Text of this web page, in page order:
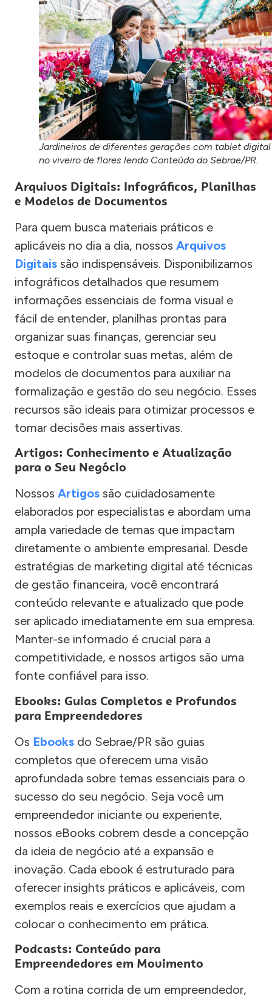
Jardineiros de diferentes gerações com tablet digital
no viveiro de flores lendo Conteúdo do Sebrae/PR.
Arquivos Digitais: Infográficos, Planilhas
e Modelos de Documentos
Para quem busca materiais práticos e
aplicáveis no dia a dia, nossos Arquivos
Digitais são indispensáveis. Disponibilizamos
infográficos detalhados que resumem
informações essenciais de forma visual e
fácil de entender, planilhas prontas para
organizar suas finanças, gerenciar seu
estoque e controlar suas metas, além de
modelos de documentos para auxiliar na
formalização e gestão do seu negócio. Esses
recursos são ideais para otimizar processos e
tomar decisões mais assertivas.
Artigos: Conhecimento e Atualização
para o Seu Negócio
Nossos Artigos são cuidadosamente
elaborados por especialistas e abordam uma
ampla variedade de temas que impactam
diretamente o ambiente empresarial. Desde
estratégias de marketing digital até técnicas
de gestão financeira, você encontrará
conteúdo relevante e atualizado que pode
ser aplicado imediatamente em sua empresa.
Manter-se informado é crucial para a
competitividade, e nossos artigos são uma
fonte confiável para isso.
Ebooks: Guias Completos e Profundos
para Empreendedores
Os Ebooks do Sebrae/PR são guias
completos que oferecem uma visão
aprofundada sobre temas essenciais para o
sucesso do seu negócio. Seja você um
empreendedor iniciante ou experiente,
nossos eBooks cobrem desde a concepção
da ideia de negócio até a expansão e
inovação. Cada ebook é estruturado para
oferecer insights práticos e aplicáveis, com
exemplos reais e exercícios que ajudam a
colocar o conhecimento em prática.
Podcasts: Conteúdo para
Empreendedores em Movimento
Com a rotina corrida de um empreendedor,